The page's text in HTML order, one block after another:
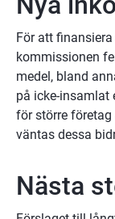
För att
kommissionen
medel, bland
på icke-insamlat
för större
väntas dessa
Nästa